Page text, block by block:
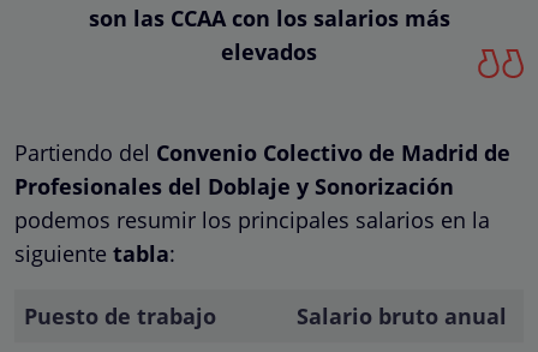
son las CCAA con los salarios más
elevados
Partiendo del Convenio Colectivo de Madrid de
Profesionales del Doblaje y Sonorización
podemos resumir los principales salarios en la
siguiente tabla:
Puesto de trabajo
Salario bruto anual